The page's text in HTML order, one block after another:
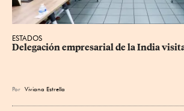
ESTADOS
Delegación empresarial de la India
Por Viviana Estrella